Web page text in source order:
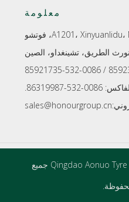
معلومة
غرفة A1201، Xinyuanlidu، NO159، فوتشو
نورث الطريق، تشينغداو، الصين
0086-532-86319987.
sales@honourgroup.cn
حقوق النشر 2021 Qingdao Aonuo Tyre Co.، Ltd جميع